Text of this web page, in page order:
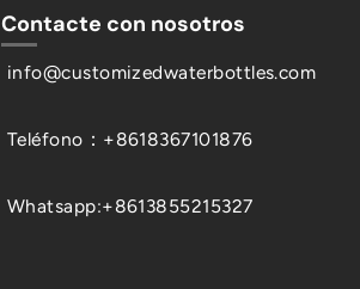
Contacte con nosotros
info@customizedwaterbottles.com
Teléfono：+8618367101876
Whatsapp:+8613855215327